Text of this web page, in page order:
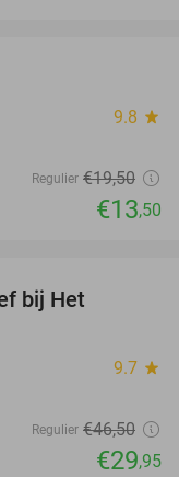
9.8 star
Regulier €19,50
€13,50
bij Het
9.7 star
Regulier €46,50
€29,95